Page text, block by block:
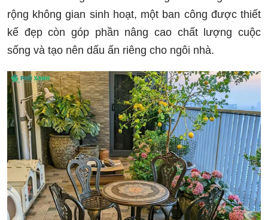
rộng không gian sinh hoạt, một ban công được thiết
kế đẹp còn góp phần nâng cao chất lượng cuộc
sống và tạo nên dấu ấn riêng cho ngôi nhà.